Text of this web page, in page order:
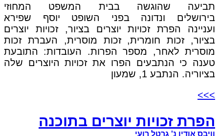
תביעה שהוגשה בבית המשפט המחוזי
בירושלים ונדונה בפני השופט יוסף שפירא
ועניינה הפרת זכויות יוצרים בציור, זכויות יוצרים
בציור, זכות חומרית, זכות מוסרית, העברת זכות
מוסרית לאחר, מספר הפרות. העובדות: התובעת
טענה כי הנתבעים הפרו את זכויות היוצרים שלה
בציוריה. הנתבע 1, שמעון
>>>
הפרת זכויות יוצרים בתוכנה
וויבס אודיו נ' גרטל רועי